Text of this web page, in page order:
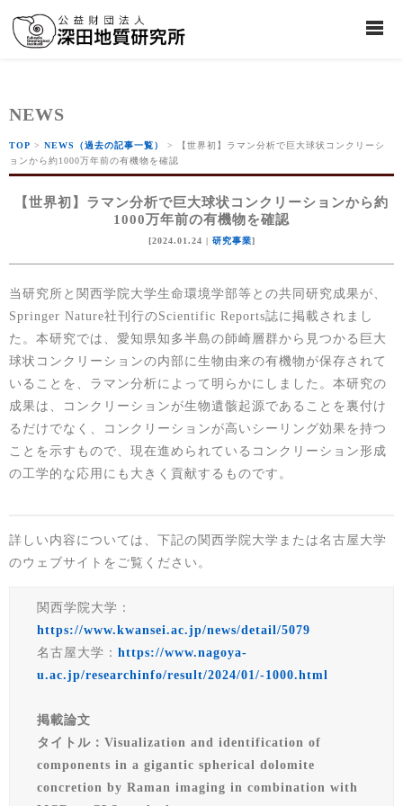
NEWS
TOP > NEWS（過去の記事一覧）
> 【世界初】ラマン分析で巨大球状コンクリーシ
ョンから約1000万年前の有機物を確認
【世界初】ラマン分析で巨大球状コンクリーションから約
1000万年前の有機物を確認
[2024.01.24 | 研究事業]
当研究所と関西学院大学生命環境学部等との共同研究成果が、
Springer Nature社刊行のScientific Reports誌に掲載されまし
た。本研究では、愛知県知多半島の師崎層群から見つかる巨大
球状コンクリーションの内部に生物由来の有機物が保存されて
いることを、ラマン分析によって明らかにしました。本研究の
成果は、コンクリーションが生物遺骸起源であることを裏付け
るだけでなく、コンクリーションが高いシーリング効果を持つ
ことを示すもので、現在進められているコンクリーション形成
の工学的な応用にも大きく貢献するものです。
詳しい内容については、下記の関西学院大学または名古屋大学
のウェブサイトをご覧ください。
関西学院大学：
https://www.kwansei.ac.jp/news/detail/5079
名古屋大学： https://www.nagoya-
u.ac.jp/researchinfo/result/2024/01/-1000.html
掲載論文
タイトル：Visualization and identification of
components in a gigantic spherical dolomite
concretion by Raman imaging in combination with